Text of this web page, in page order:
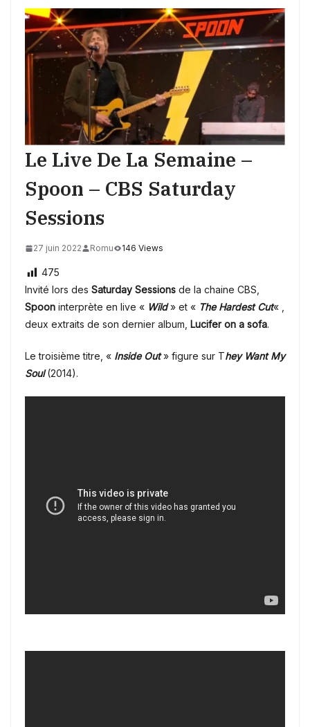
Le Live De La Semaine –
Spoon – CBS Saturday
Sessions
27 juin 2022 Romu 146 Views
475
Invité lors des Saturday Sessions de la chaine CBS,
Spoon interprète en live « Wild» et « The Hardest Cut« ,
deux extraits de son dernier album, Lucifer on a sofa.
Le troisième titre, « Inside Out» figure sur They Want My
Soul(2014).